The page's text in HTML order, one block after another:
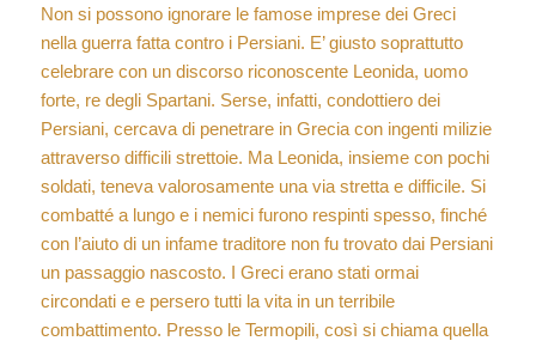
Non si possono ignorare le famose imprese dei Greci
nella guerra fatta contro i Persiani. E’ giusto soprattutto
celebrare con un discorso riconoscente Leonida, uomo
forte, re degli Spartani. Serse, infatti, condottiero dei
Persiani, cercava di penetrare in Grecia con ingenti milizie
attraverso difficili strettoie. Ma Leonida, insieme con pochi
soldati, teneva valorosamente una via stretta e difficile. Si
combatté a lungo e i nemici furono respinti spesso, finché
con l’aiuto di un infame traditore non fu trovato dai Persiani
un passaggio nascosto. I Greci erano stati ormai
circondati e e persero tutti la vita in un terribile
combattimento. Presso le Termopili, così si chiama quella